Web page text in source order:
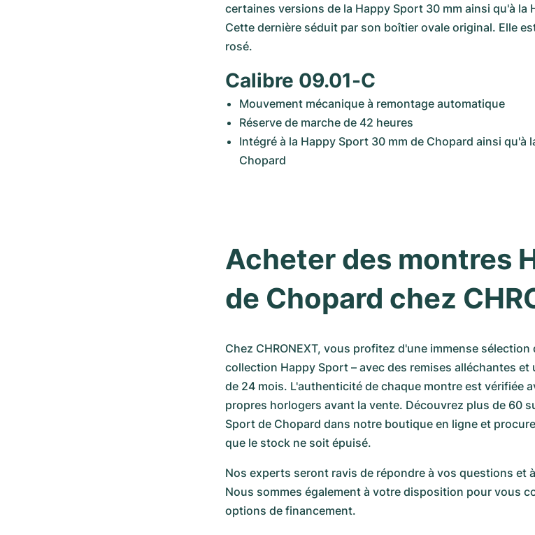
certaines versions de la Happy Sport 30 mm ainsi qu'à la
Cette dernière séduit par son boîtier ovale original. Elle
rosé.
Calibre 09.01-C
Mouvement mécanique à remontage automatique
Réserve de marche de 42 heures
Intégré à la Happy Sport 30 mm de Chopard ainsi qu'à
Chopard
Acheter des montres
de Chopard chez
Chez CHRONEXT, vous profitez d'une immense
collection Happy Sport – avec des remises alléchantes et
de 24 mois. L'authenticité de chaque montre est vérifiée
propres horlogers avant la vente. Découvrez plus de 60
Sport de Chopard dans notre boutique en ligne et
que le stock ne soit épuisé.
Nos experts seront ravis de répondre à vos questions et
Nous sommes également à votre disposition pour vous
options de financement.